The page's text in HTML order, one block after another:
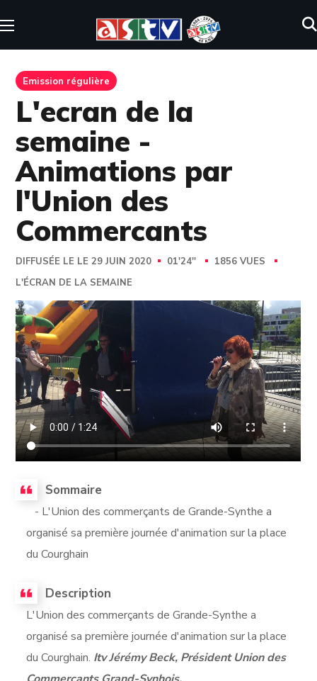
Emission régulière
L'ecran de la
semaine -
Animations par
l'Union des
Commercants
DIFFUSÉE LE LE 29 JUIN 2020 01'24''
1856 VUES
L'ÉCRAN DE LA SEMAINE
Sommaire
- L'Union des commerçants de Grande-Synthe a
organisé sa première journée d'animation sur la place
du Courghain
Description
L'Union des commerçants de Grande-Synthe a
organisé sa première journée d'animation sur la place
du Courghain. Itv Jérémy Beck, Président Union des